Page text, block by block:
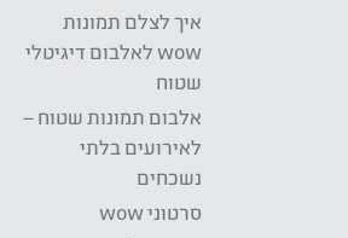
איך לצלם תמונות
wow לאלבום דיגיטלי
שטוח
אלבום תמונות שטוח –
לאירועים בלתי
נשכחים
סרטוני wow